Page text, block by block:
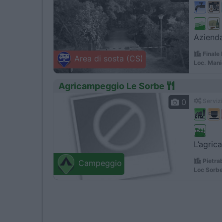
Area di sosta (CS)
Finale
Loc.
Agricampeggio Le Sorbe
Campeggio
0
Loc